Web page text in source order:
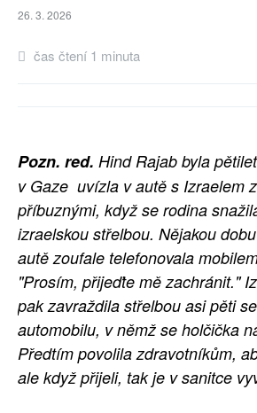
SOCIÁLNÍ SÍTĚ
RUBRIKY
26. 3. 2026
čas čtení 1 minuta
Pozn. red. Hind Rajab byla
v Gaze uvízla v autě s Izraelem
příbuznými, když se rodina
izraelskou střelbou. Nějakou
autě zoufale telefonovala
"Prosím, přijeďte mě zachránit."
pak zavraždila střelbou asi pěti
automobilu, v němž se holčička
Předtím povolila zdravotníkům,
ale když přijeli, tak je v sanitce